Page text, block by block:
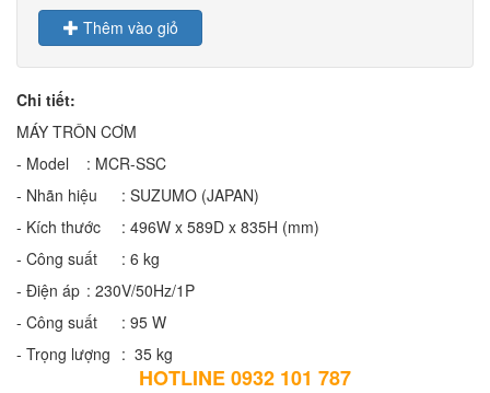
Thêm vào giỏ
Chi tiết:
MÁY TRÔN CƠM
- Model
: MCR-SSC
- Nhãn hiệu
: SUZUMO (JAPAN)
- Kích thước
: 496W x 589D x 835H (mm)
- Công suất
: 6 kg
- Điện áp : 230V/50Hz/1P
- Công suất
: 95 W
- Trọng lượng : 35 kg
HOTLINE 0932 101 787